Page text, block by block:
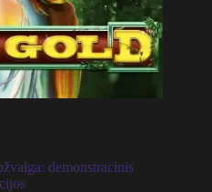
demonstracinis